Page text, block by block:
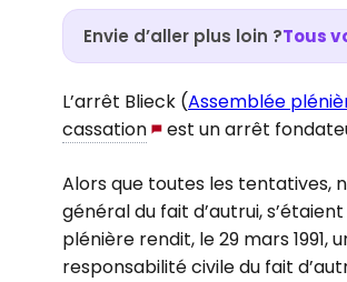
Envie d’aller plus loin ?Tous
L’arrêt Blieck (Assemblée
cassation
est un arrêt
Alors que toutes les tentatives,
général du fait d’autrui,
plénière rendit, le 29 mars
responsabilité civile du fait